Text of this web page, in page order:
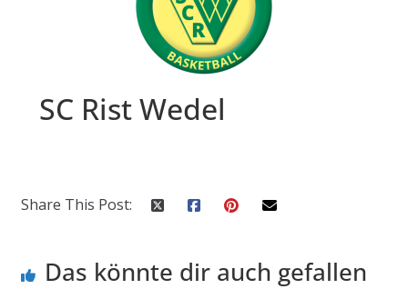
SC Rist Wedel
Share This Post:
Das könnte dir auch gefallen